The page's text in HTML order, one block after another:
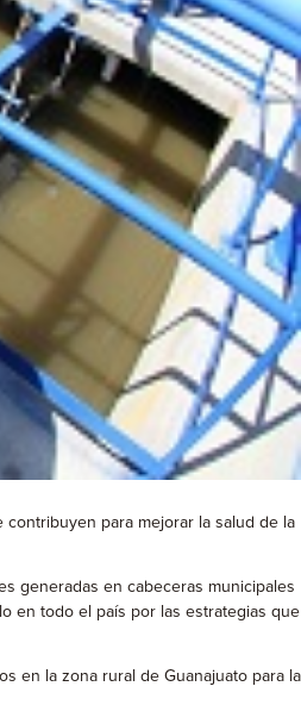
para mejorar la salud de la
generadas en cabeceras municipales
en todo el país por las estrategias que
en la zona rural de Guanajuato para la